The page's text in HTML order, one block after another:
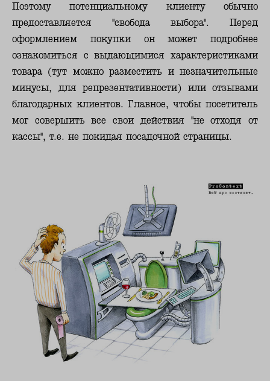
Поэтому потенциальному клиенту обычно
предоставляется "свобода выбора". Перед
оформлением покупки он может подробнее
ознакомиться с выдающимися характеристиками
товара (тут можно разместить и незначительные
минусы, для репрезентативности) или отзывами
благодарных клиентов. Главное, чтобы посетитель
мог совершить все свои действия "не отходя от
кассы", т.е. не покидая посадочной страницы.